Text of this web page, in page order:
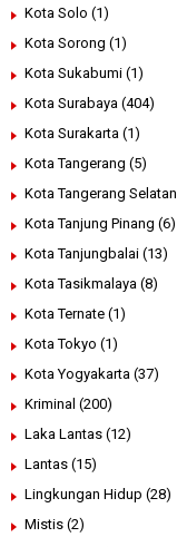
Kota Solo (1)
Kota Sorong (1)
Kota Sukabumi (1)
Kota Surabaya (404)
Kota Surakarta (1)
Kota Tangerang (5)
Kota Tangerang Selatan
Kota Tanjung Pinang (6)
Kota Tanjungbalai (13)
Kota Tasikmalaya (8)
Kota Ternate (1)
Kota Tokyo (1)
Kota Yogyakarta (37)
Kriminal (200)
Laka Lantas (12)
Lantas (15)
Lingkungan Hidup (28)
Mistis (2)